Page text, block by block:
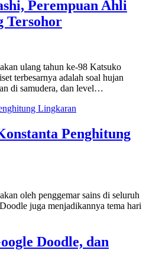
Perempuan Ahli
Tersohor
ulang tahun ke-98 Katsuko
terbesarnya adalah soal hujan
di samudera, dan level…
Lingkaran
Penghitung
oleh penggemar sains di seluruh
juga menjadikannya tema hari
Doodle, dan